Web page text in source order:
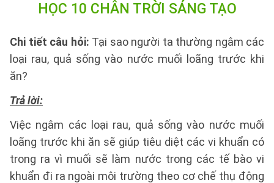
HỌC 10 CHÂN TRỜI SÁNG TẠO
Chi tiết câu hỏi: Tại sao người ta thường ngâm các
loại rau, quả sống vào nước muối loãng trước khi
ăn?
Trả lời:
Việc ngâm các loại rau, quả sống vào nước muối
loãng trước khi ăn sẽ giúp tiêu diệt các vi khuẩn có
trong ra vì muối sẽ làm nước trong các tế bào vi
khuẩn đi ra ngoài môi trường theo cơ chế thụ động